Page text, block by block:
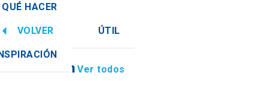
QUÉ HACER
VOLVER ÚTIL
Ver todos